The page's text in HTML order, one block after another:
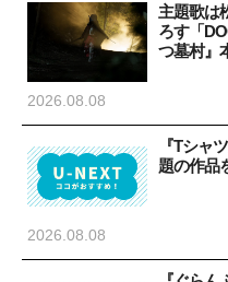
主題歌は
ろす「
つ墓村』
2026.08.08
『Tシャ
題の作品
2026.08.08